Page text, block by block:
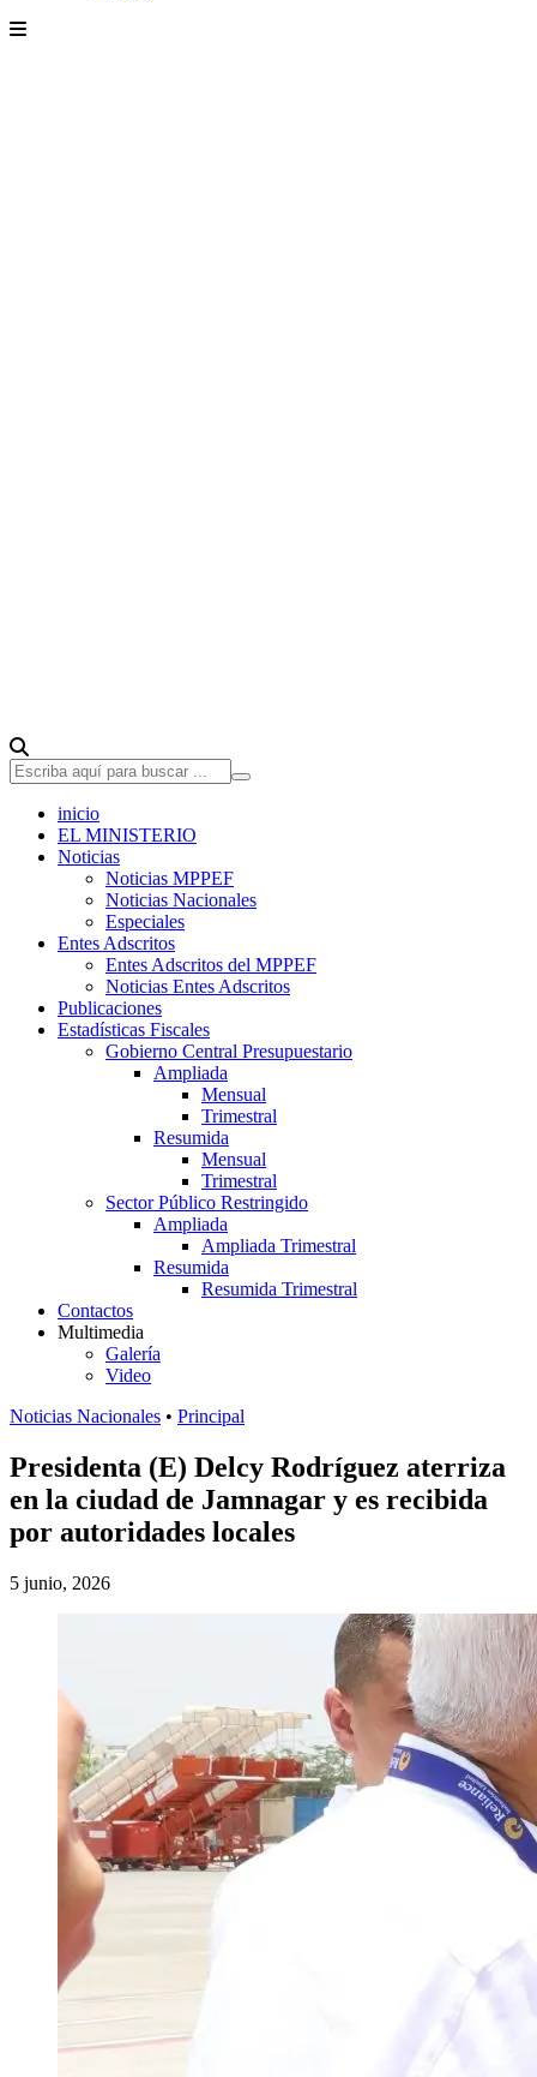
inicio
EL MINISTERIO
Noticias
Noticias MPPEF
Noticias Nacionales
Especiales
Entes Adscritos
Entes Adscritos del MPPEF
Noticias Entes Adscritos
Publicaciones
Estadísticas Fiscales
Gobierno Central Presupuestario
Ampliada
Mensual
Trimestral
Resumida
Mensual
Trimestral
Sector Público Restringido
Ampliada
Ampliada Trimestral
Resumida
Resumida Trimestral
Contactos
Multimedia
Galería
Video
Noticias Nacionales • Principal
Presidenta (E) Delcy Rodríguez aterriza
en la ciudad de Jamnagar y es recibida
por autoridades locales
5 junio, 2026